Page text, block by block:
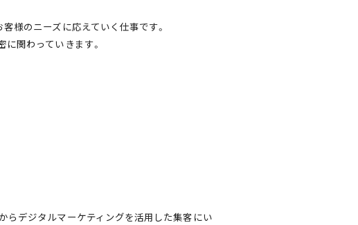
様のニーズに応えていく仕事です。
関わっていきます。
らデジタルマーケティングを活用した集客にい